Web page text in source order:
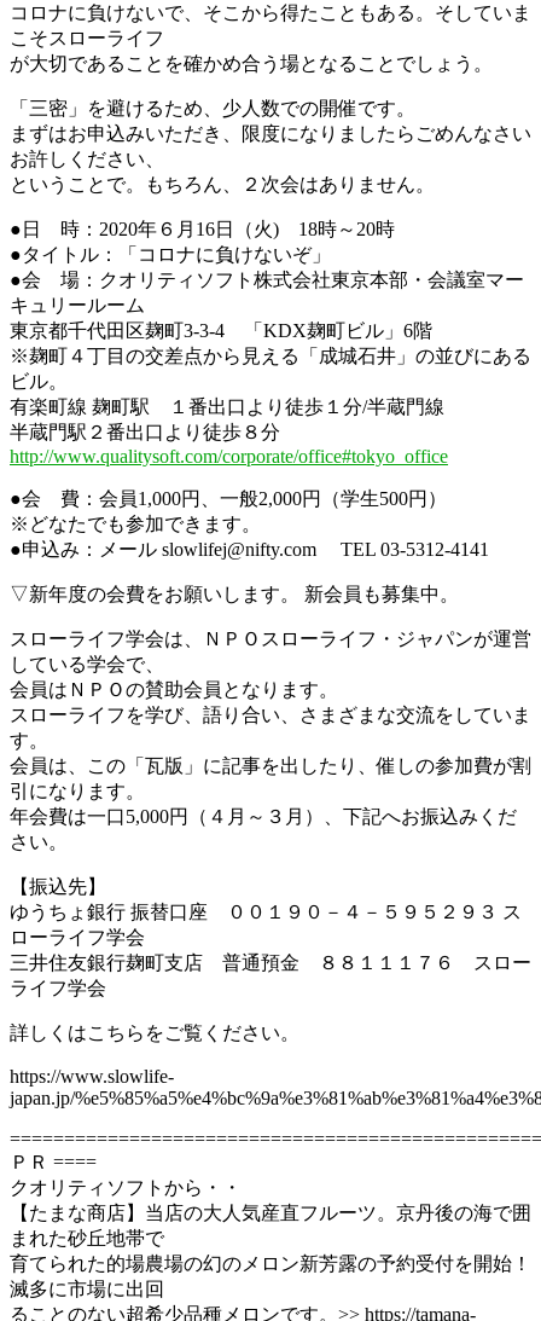
コロナに負けないで、そこから得たこともある。そしていま
こそスローライフ
が大切であることを確かめ合う場となることでしょう。
「三密」を避けるため、少人数での開催です。
まずはお申込みいただき、限度になりましたらごめんなさい
お許しください、
ということで。もちろん、２次会はありません。
●日 時：2020年６月16日（火) 18時～20時
●タイトル：「コロナに負けないぞ」
●会 場：クオリティソフト株式会社東京本部・会議室マー
キュリールーム
東京都千代田区麹町3-3-4 「KDX麹町ビル」6階
※麹町４丁目の交差点から見える「成城石井」の並びにある
ビル。
有楽町線 麹町駅 １番出口より徒歩１分/半蔵門線
半蔵門駅２番出口より徒歩８分
http://www.qualitysoft.com/corporate/office#tokyo_office
●会 費：会員1,000円、一般2,000円（学生500円）
※どなたでも参加できます。
●申込み：メール slowlifej@nifty.com TEL 03-5312-4141
▽新年度の会費をお願いします。 新会員も募集中。
スローライフ学会は、ＮＰＯスローライフ・ジャパンが運営
している学会で、
会員はＮＰＯの賛助会員となります。
スローライフを学び、語り合い、さまざまな交流をしていま
す。
会員は、この「瓦版」に記事を出したり、催しの参加費が割
引になります。
年会費は一口5,000円（４月～３月）、下記へお振込みくだ
さい。
【振込先】
ゆうちょ銀行 振替口座 ００１９０－４－５９５２９３ ス
ローライフ学会
三井住友銀行麹町支店 普通預金 ８８１１１７６ スロー
ライフ学会
詳しくはこちらをご覧ください。
https://www.slowlife-
japan.jp/
ＰＲ ====
クオリティソフトから・・
【たまな商店】当店の大人気産直フルーツ。京丹後の海で囲
まれた砂丘地帯で
育てられた的場農場の幻のメロン新芳露の予約受付を開始！
滅多に市場に出回
ることのない超希少品種メロンです。>> https://tamana-